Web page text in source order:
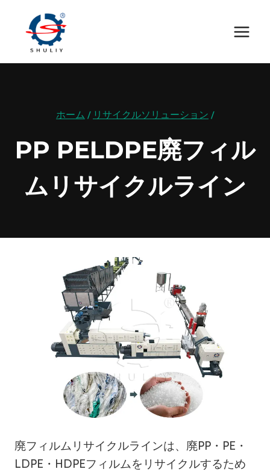
ス
ホーム / リサイクルソリューション /
PP PELDPE廃フィル
ムリサイクルライン
廃フィルムリサイクルラインは、廃PP・PE・
LDPE・HDPEフィルムをリサイクルするため